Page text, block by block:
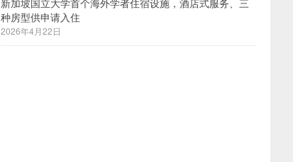
新加坡国立大学首个海外学者住宿设施，酒店式服务、三
种房型供申请入住
2026年4月22日